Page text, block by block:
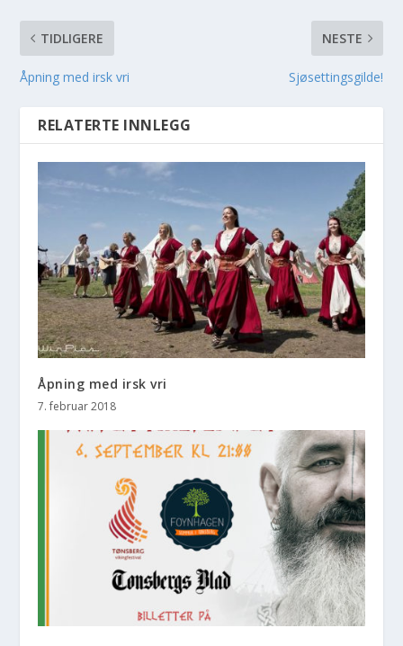
TIDLIGERE
Åpning med irsk vri
NESTE
Sjøsettingsgilde!
RELATERTE INNLEGG
Åpning med irsk vri
7. februar 2018